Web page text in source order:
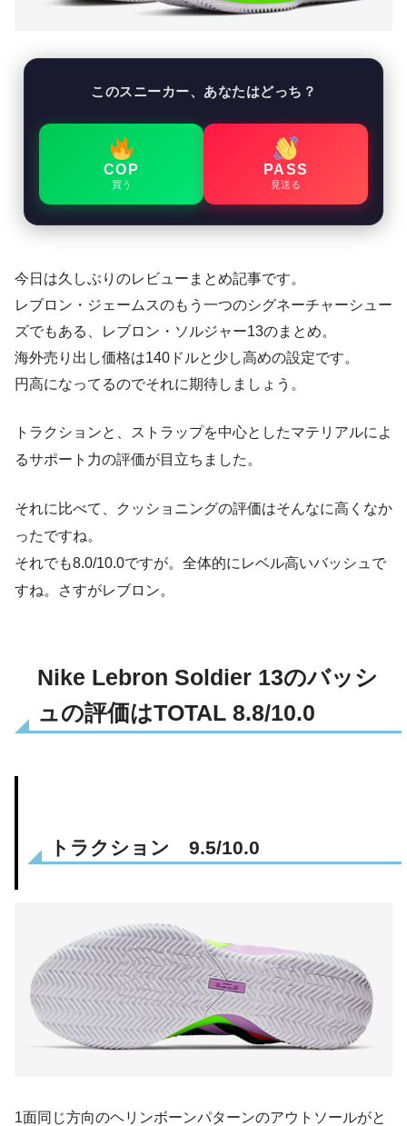
このスニーカー、あなたはどっち？
COP
買う
PASS
見送る
今日は久しぶりのレビューまとめ記事です。
レブロン・ジェームスのもう一つのシグネーチャーシュー
ズでもある、レブロン・ソルジャー13のまとめ。
海外売り出し価格は140ドルと少し高めの設定です。
円高になってるのでそれに期待しましょう。
トラクションと、ストラップを中心としたマテリアルによ
るサポート力の評価が目立ちました。
それに比べて、クッショニングの評価はそんなに高くなか
ったですね。
それでも8.0/10.0ですが。全体的にレベル高いバッシュで
すね。さすがレブロン。
Nike Lebron Soldier 13のバッシ
ュの評価はTOTAL 8.8/10.0
トラクション 9.5/10.0
1面同じ方向のヘリンボーンパターンのアウトソールがと